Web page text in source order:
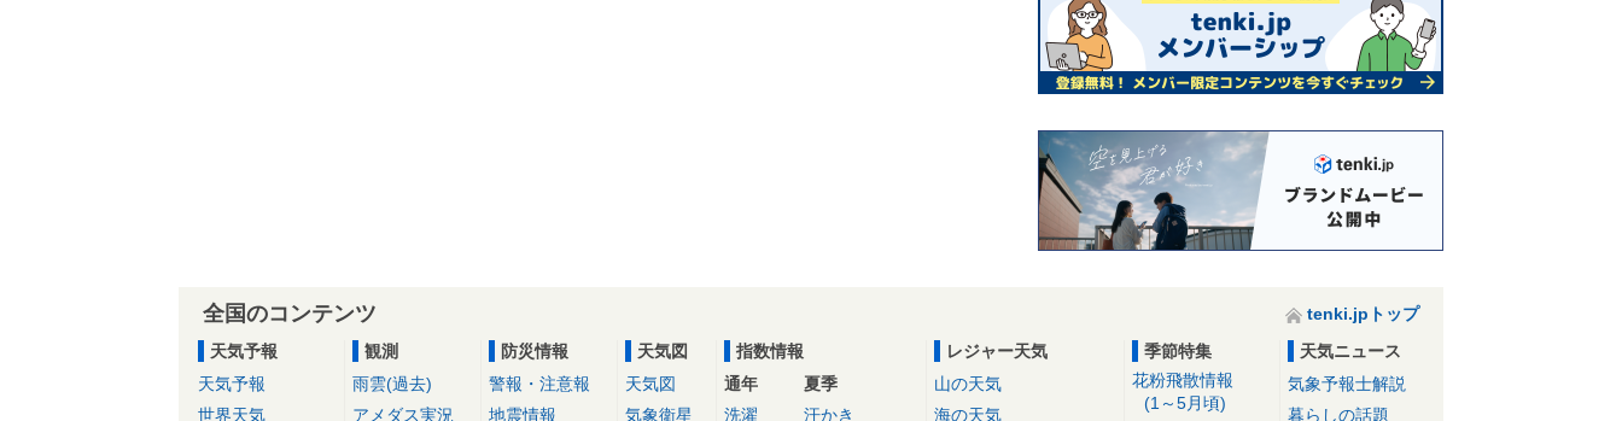
全国のコンテンツ
tenki.jpトップ
天気予報
天気予報
世界天気
観測
雨雲(過去)
アメダス実況
防災情報
警報・注意報
地震情報
天気図
天気図
気象衛星
指数情報
通年
洗濯
夏季
汗かき
レジャー天気
山の天気
海の天気
季節特集
花粉飛散情報
(1～5月頃)
天気ニュース
気象予報士解説
暮らしの話題